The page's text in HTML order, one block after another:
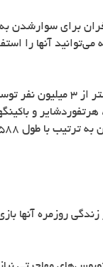
برای سوارشدن به
آنها را
) یک سیستم حمل و نقلی بسیار سریع است که از 11 خط و 270 ایستگاه
اسکس، هرتفوردشایر و
روزمره آنها